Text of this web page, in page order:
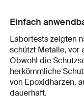
Einfach
Labortests zeigten
schützt Metalle, vor
Obwohl die
herkömmliche
von Epoxidharzen,
dauerhaft.